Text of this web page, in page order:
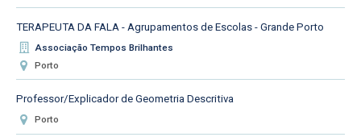
TERAPEUTA DA FALA - Agrupamentos de Escolas - Grande Porto
Associação Tempos Brilhantes
Porto
Professor/Explicador de Geometria Descritiva
Porto